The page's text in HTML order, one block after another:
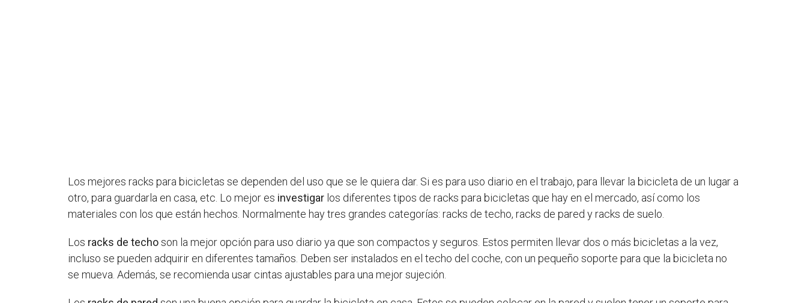
Los mejores racks para bicicletas se dependen del uso que se le quiera dar. Si es para uso diario en el trabajo, para llevar la bicicleta de un lugar a
otro, para guardarla en casa, etc. Lo mejor es investigar los diferentes tipos de racks para bicicletas que hay en el mercado, así como los
materiales con los que están hechos. Normalmente hay tres grandes categorías: racks de techo, racks de pared y racks de suelo.
Los racks de techoson la mejor opción para uso diario ya que son compactos y seguros. Estos permiten llevar dos o más bicicletas a la vez,
incluso se pueden adquirir en diferentes tamaños. Deben ser instalados en el techo del coche, con un pequeño soporte para que la bicicleta no
se mueva. Además, se recomienda usar cintas ajustables para una mejor sujeción.